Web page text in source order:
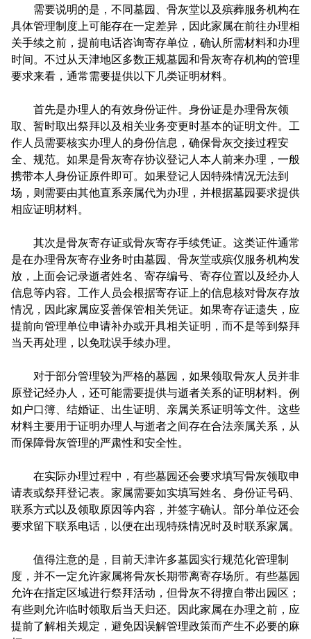
需要说明的是，不同墓园、骨灰堂以及殡葬服务机构在
具体管理制度上可能存在一定差异，因此家属在前往办理相
关手续之前，提前电话咨询寄存单位，确认所需材料和办理
时间。不过从天津地区多数正规墓园和骨灰寄存机构的管理
要求来看，通常需要提供以下几类证明材料。
首先是办理人的有效身份证件。身份证是办理骨灰领
取、暂时取出祭拜以及相关业务变更时基本的证明文件。工
作人员需要核实办理人的身份信息，确保骨灰交接过程安
全、规范。如果是骨灰寄存协议登记人本人前来办理，一般
携带本人身份证原件即可。如果登记人因特殊情况无法到
场，则需要由其他直系亲属代为办理，并根据墓园要求提供
相应证明材料。
其次是骨灰寄存证或骨灰寄存手续凭证。这类证件通常
是在办理骨灰寄存业务时由墓园、骨灰堂或殡仪服务机构发
放，上面会记录逝者姓名、寄存编号、寄存位置以及经办人
信息等内容。工作人员会根据寄存证上的信息核对骨灰存放
情况，因此家属应妥善保管相关凭证。如果寄存证遗失，应
提前向管理单位申请补办或开具相关证明，而不是等到祭拜
当天再处理，以免耽误手续办理。
对于部分管理较为严格的墓园，如果领取骨灰人员并非
原登记经办人，还可能需要提供与逝者关系的证明材料。例
如户口簿、结婚证、出生证明、亲属关系证明等文件。这些
材料主要用于证明办理人与逝者之间存在合法亲属关系，从
而保障骨灰管理的严肃性和安全性。
在实际办理过程中，有些墓园还会要求填写骨灰领取申
请表或祭拜登记表。家属需要如实填写姓名、身份证号码、
联系方式以及领取原因等内容，并签字确认。部分单位还会
要求留下联系电话，以便在出现特殊情况时及时联系家属。
值得注意的是，目前天津许多墓园实行规范化管理制
度，并不一定允许家属将骨灰长期带离寄存场所。有些墓园
允许在指定区域进行祭拜活动，但骨灰不得擅自带出园区；
有些则允许临时领取后当天归还。因此家属在办理之前，应
提前了解相关规定，避免因误解管理政策而产生不必要的麻